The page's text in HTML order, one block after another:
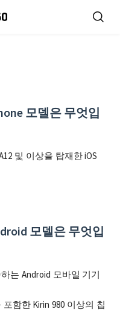
모델은 무엇입
및 이상을 탑재한 iOS
모델은 무엇입
는 Android 모바일 기기
함한 Kirin 980 이상의 칩